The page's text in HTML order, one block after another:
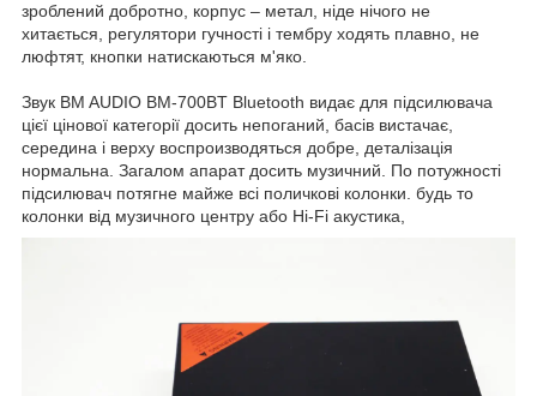
зроблений добротно, корпус – метал, ніде нічого не
хитається, регулятори гучності і тембру ходять плавно, не
люфтят, кнопки натискаються м'яко.
Звук BM AUDIO BM-700BT Bluetooth видає для підсилювача
цієї цінової категорії досить непоганий, басів вистачає,
середина і верху воспроизводяться добре, деталізація
нормальна. Загалом апарат досить музичний. По потужності
підсилювач потягне майже всі поличкові колонки. будь то
колонки від музичного центру або Hi-Fi акустика,